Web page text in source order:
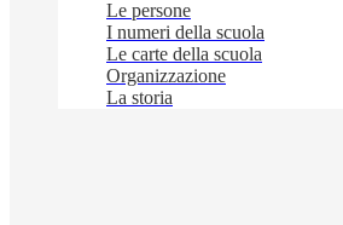
Le persone
I numeri della scuola
Le carte della scuola
Organizzazione
La storia